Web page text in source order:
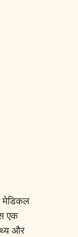
मेडिकल
एक
और